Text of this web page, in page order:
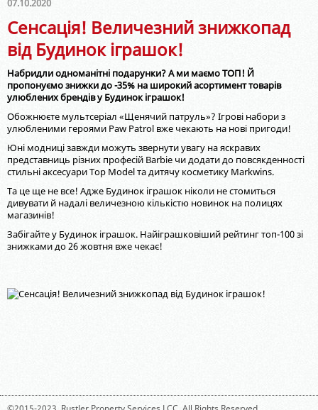
07.10.2020
Сенсація! Величезний знижкопад
від Будинок іграшок!
Набридли одноманітні подарунки? А ми маємо ТОП! Й
пропонуємо знижки до -35% на широкий асортимент товарів
улюблених брендів у Будинок іграшок!
Обожнюєте мультсеріал «Щенячий патруль»? Ігрові набори з
улюбленими героями Paw Patrol вже чекають на нові пригоди!
Юні модниці завжди можуть звернути увагу на яскравих
представниць різних професій Barbie чи додати до повсякденності
стильні аксесуари Top Model та дитячу косметику Markwins.
Та це ще не все! Адже Будинок іграшок ніколи не стомиться
дивувати й надалі величезною кількістю новинок на полицях
магазинів!
Забігайте у Будинок іграшок. Найіграшковіший рейтинг топ-100 зі
знижками до 26 жовтня вже чекає!